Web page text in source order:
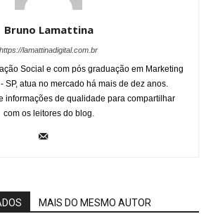
Bruno Lamattina
https://lamattinadigital.com.br
Social e com pós graduação em Marketing
SP, atua no mercado há mais de dez anos.
informações de qualidade para compartilhar
com os leitores do blog.
MAIS DO MESMO AUTOR